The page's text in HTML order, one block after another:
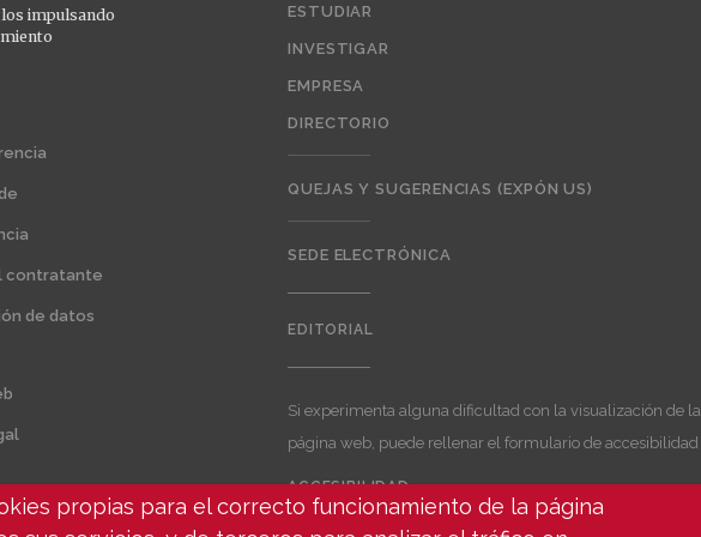
impulsando
contratante
de datos
ESTUDIAR
INVESTIGAR
EMPRESA
DIRECTORIO
QUEJAS Y SUGERENCIAS (EXPÓN US)
SEDE ELECTRÓNICA
EDITORIAL
Si experimenta alguna dificultad con la visualización de la
página web, puede rellenar el formulario de accesibilidad
User
ACCESIBILIDAD
propias para el correcto funcionamiento de la página